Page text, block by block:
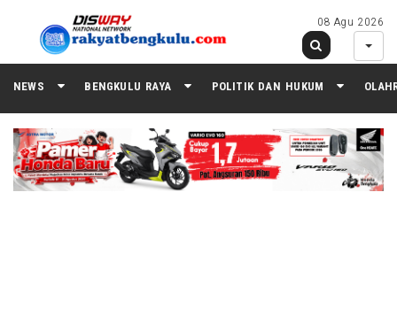
08 Agu 2026
NEWS BENGKULU RAYA POLITIK DAN HUKUM